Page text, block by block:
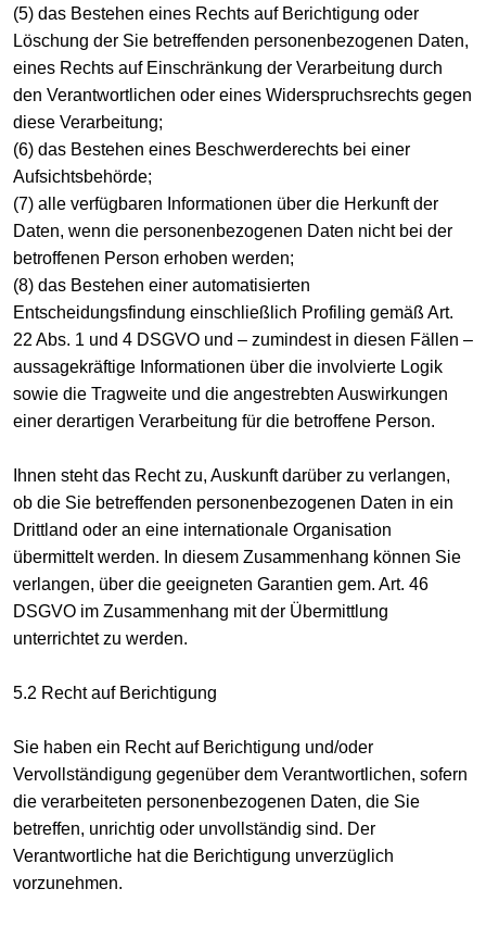
(5) das Bestehen eines Rechts auf Berichtigung oder
Löschung der Sie betreffenden personenbezogenen Daten,
eines Rechts auf Einschränkung der Verarbeitung durch
den Verantwortlichen oder eines Widerspruchsrechts gegen
diese Verarbeitung;
(6) das Bestehen eines Beschwerderechts bei einer
Aufsichtsbehörde;
(7) alle verfügbaren Informationen über die Herkunft der
Daten, wenn die personenbezogenen Daten nicht bei der
betroffenen Person erhoben werden;
(8) das Bestehen einer automatisierten
Entscheidungsfindung einschließlich Profiling gemäß Art.
22 Abs. 1 und 4 DSGVO und – zumindest in diesen Fällen –
aussagekräftige Informationen über die involvierte Logik
sowie die Tragweite und die angestrebten Auswirkungen
einer derartigen Verarbeitung für die betroffene Person.
Ihnen steht das Recht zu, Auskunft darüber zu verlangen,
ob die Sie betreffenden personenbezogenen Daten in ein
Drittland oder an eine internationale Organisation
übermittelt werden. In diesem Zusammenhang können Sie
verlangen, über die geeigneten Garantien gem. Art. 46
DSGVO im Zusammenhang mit der Übermittlung
unterrichtet zu werden.
5.2 Recht auf Berichtigung
Sie haben ein Recht auf Berichtigung und/oder
Vervollständigung gegenüber dem Verantwortlichen, sofern
die verarbeiteten personenbezogenen Daten, die Sie
betreffen, unrichtig oder unvollständig sind. Der
Verantwortliche hat die Berichtigung unverzüglich
vorzunehmen.